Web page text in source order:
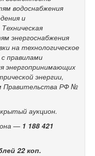
водоснабжения
и
энергоснабжения
на технологическое
правилами
энергопринимающих
энергии,
Правительства РФ №
аукцион.
— 1 188 421
22коп.